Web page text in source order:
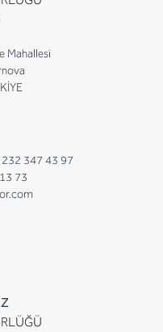
Mahallesi
347 43 97
73